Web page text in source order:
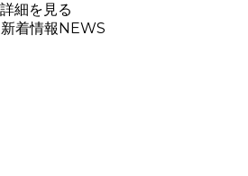
詳細を見る
新着情報NEWS